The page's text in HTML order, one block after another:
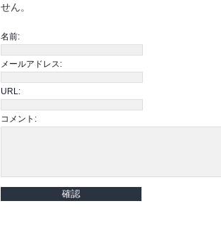
せん。
名前:
メールアドレス:
URL:
コメント: